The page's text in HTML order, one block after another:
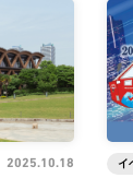
2025.10.18 イ